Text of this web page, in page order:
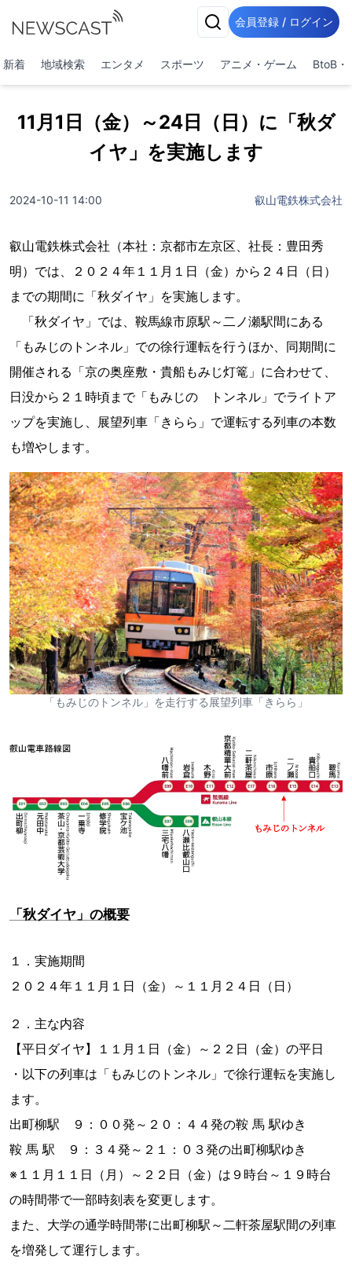
会員登録 / ログイン
新着 地域検索 エンタメ スポーツ アニメ・ゲーム BtoB・
11月1日（金）～24日（日）に「秋ダ
イヤ」を実施します
2024-10-11 14:00 叡山電鉄株式会社
叡山電鉄株式会社（本社：京都市左京区、社長：豊田秀
明）では、２０２４年１１月１日（金）から２４日（日）
までの期間に「秋ダイヤ」を実施します。
「秋ダイヤ」では、鞍馬線市原駅～二ノ瀬駅間にある
「もみじのトンネル」での徐行運転を行うほか、同期間に
開催される「京の奥座敷・貴船もみじ灯篭」に合わせて、
日没から２１時頃まで「もみじの トンネル」でライトア
ップを実施し、展望列車「きらら」で運転する列車の本数
も増やします。
「もみじのトンネル」を走行する展望列車「きらら」
「秋ダイヤ」の概要
１．実施期間
２０２４年１１月１日（金）～１１月２４日（日）
２．主な内容
【平日ダイヤ】１１月１日（金）～２２日（金）の平日
・以下の列車は「もみじのトンネル」で徐行運転を実施し
ます。
出町柳駅 ９：００発～２０：４４発の鞍 馬 駅ゆき
鞍 馬 駅 ９：３４発～２１：０３発の出町柳駅ゆき
※１１月１１日（月）～２２日（金）は９時台～１９時台
の時間帯で一部時刻表を変更します。
また、大学の通学時間帯に出町柳駅～二軒茶屋駅間の列車
を増発して運行します。